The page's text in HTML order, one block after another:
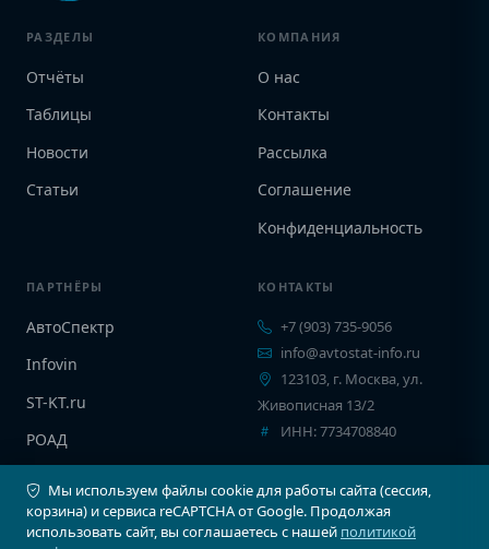
РАЗДЕЛЫ
Отчёты
Таблицы
Новости
Статьи
КОМПАНИЯ
О нас
Контакты
Рассылка
Соглашение
Конфиденциальность
ПАРТНЁРЫ
АвтоСпектр
Infovin
ST-KT.ru
РОАД
КОНТАКТЫ
+7 (903) 735-9056
info@avtostat-info.ru
123103, г. Москва, ул.
Живописная 13/2
ИНН: 7734708840
Мы используем файлы cookie для работы сайта (сессия,
корзина) и сервиса reCAPTCHA от Google. Продолжая
использовать сайт, вы соглашаетесь с нашей политикой